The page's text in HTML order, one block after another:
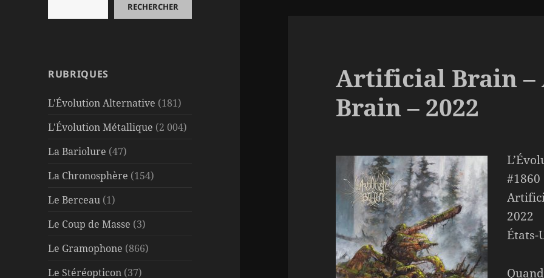
RECHERCHER
RUBRIQUES
L'Évolution Alternative (181)
L'Évolution Métallique (2 004)
La Bariolure (47)
La Chronosphère (154)
Le Berceau (1)
Le Coup de Masse (3)
Le Gramophone (866)
Le Stéréopticon (37)
Artificial Brain
Brain – 2022
#1860
2022
États-